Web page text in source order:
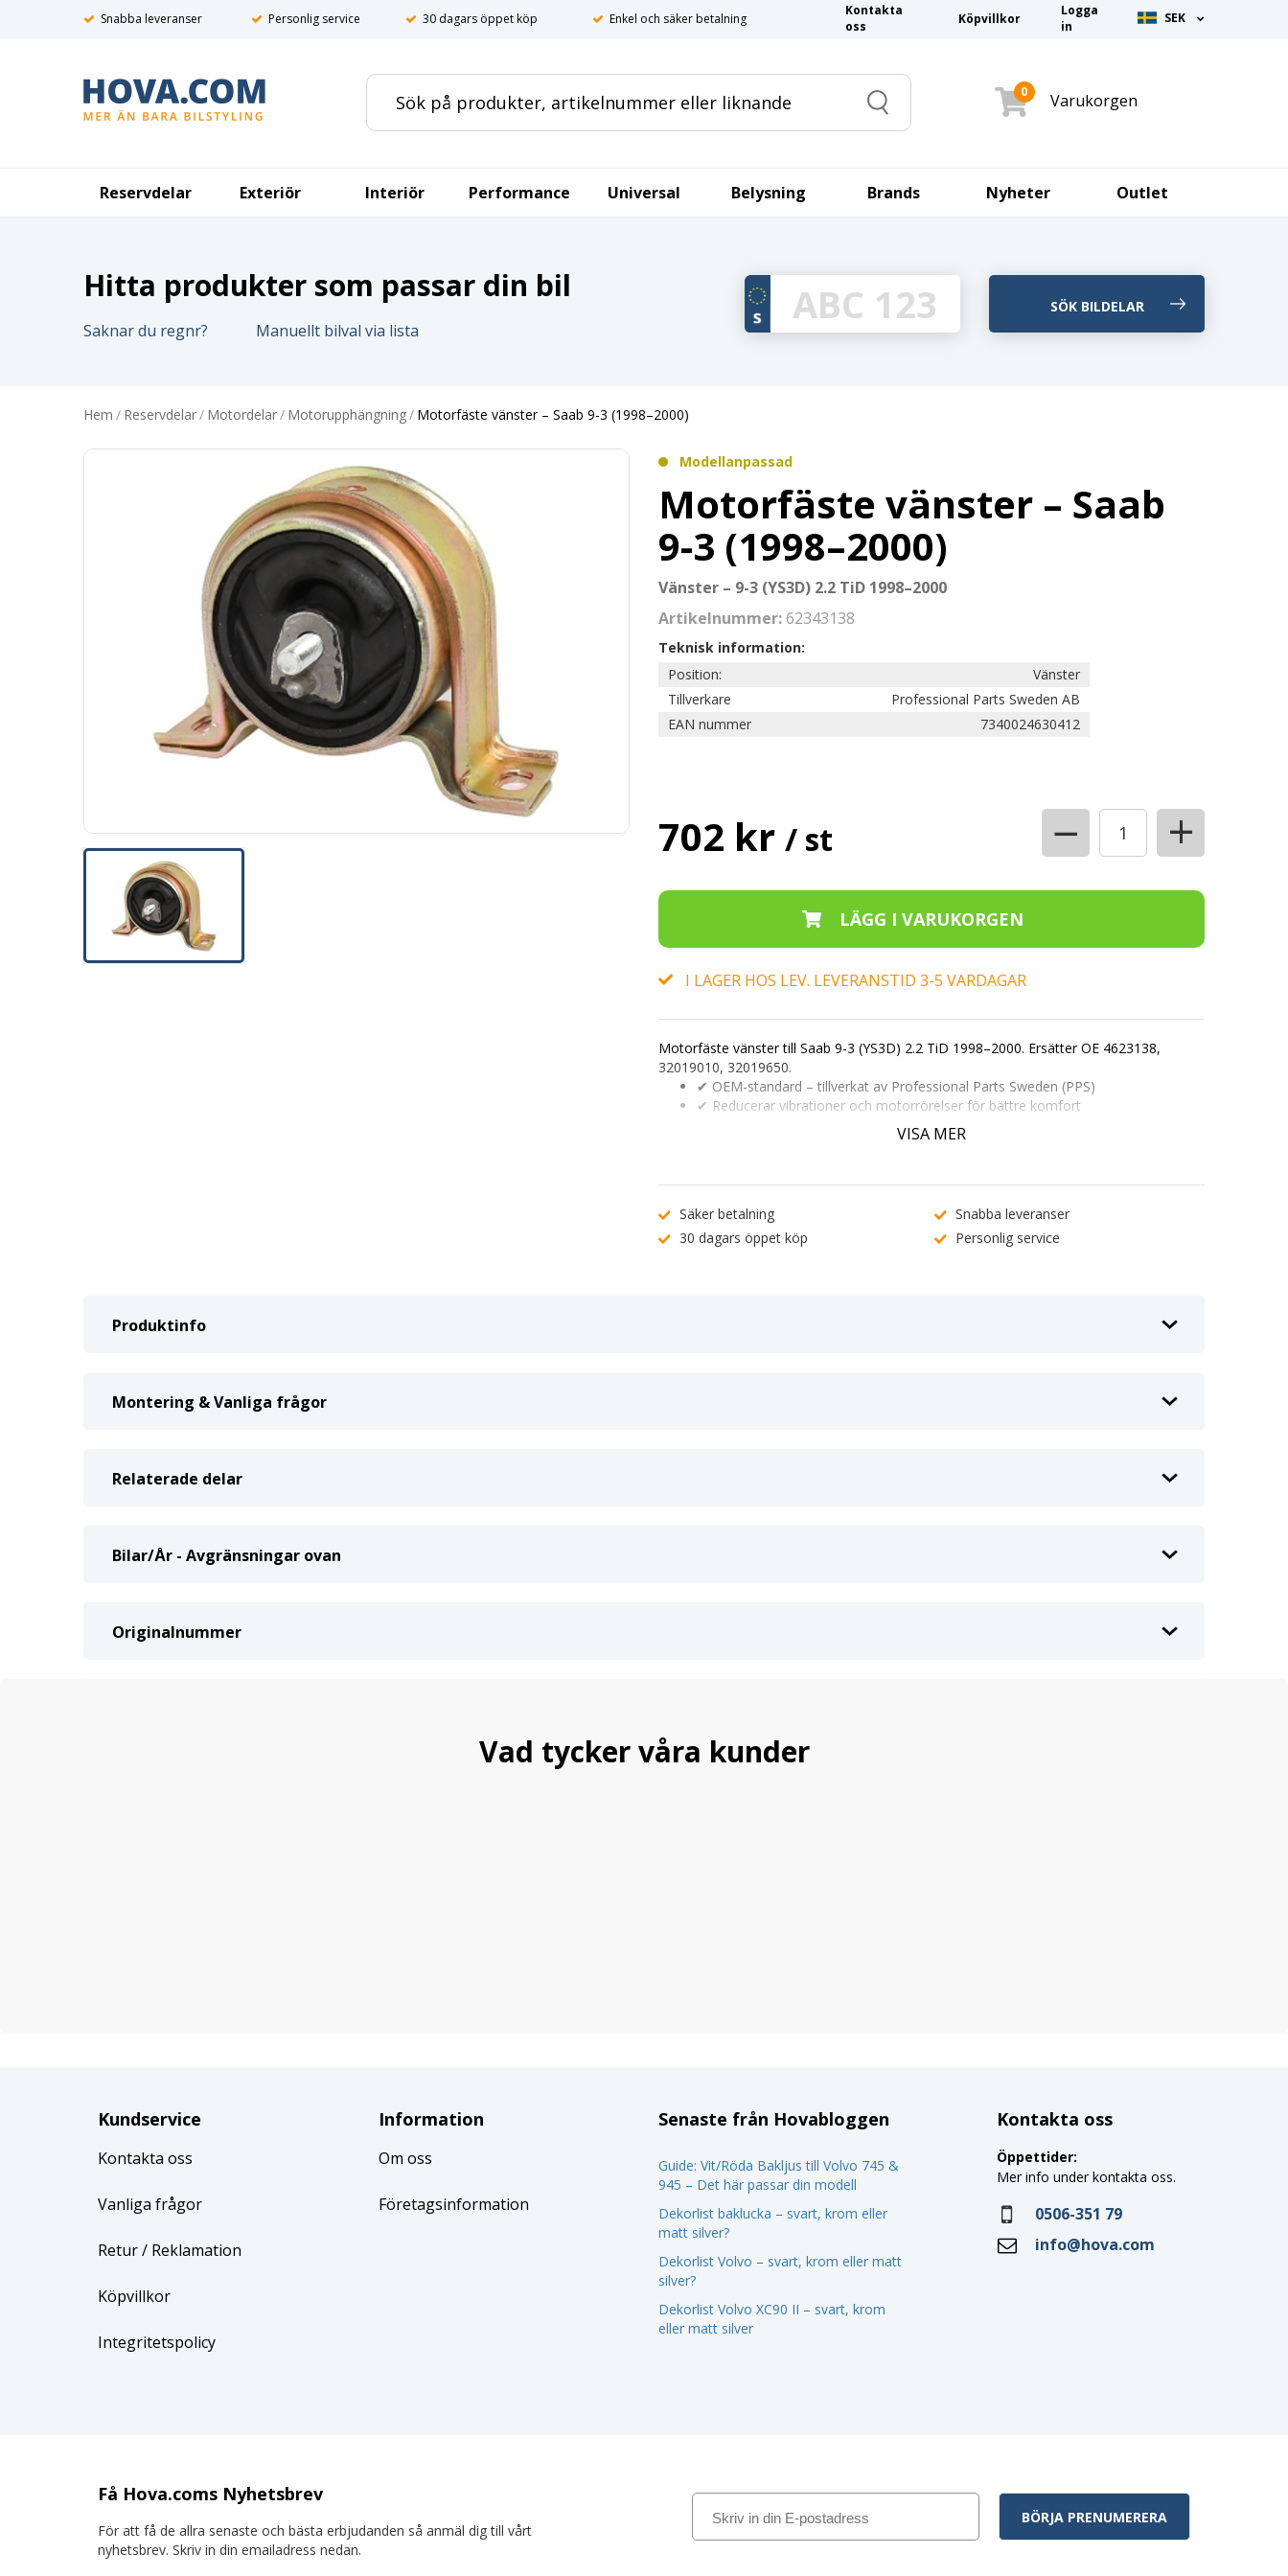
Snabba leveranser Personlig service 30 dagars öppet köp Enkel och säker betalning
Kontakta
oss
Köpvillkor
Logga
in
SEK
Search
0 Varukorgen
Reservdelar Exteriör Interiör Performance Universal Belysning Brands Nyheter Outlet
Hitta produkter som passar din bil
Saknar du regnr? Manuellt bilval via lista
Hem / Reservdelar/ Motordelar/ Motorupphängning/ Motorfäste vänster – Saab 9-3 (1998–2000)
Modellanpassad
Motorfäste vänster – Saab
9-3 (1998–2000)
Vänster – 9-3 (YS3D) 2.2 TiD 1998–2000
Artikelnummer:62343138
Teknisk information:
Position:
Vänster
Tillverkare
Professional Parts Sweden AB
EAN nummer
7340024630412
702 kr / st − +
I LAGER HOS LEV. LEVERANSTID 3-5 VARDAGAR
Motorfäste vänstertill Saab 9-3 (YS3D) 2.2 TiD 1998–2000. Ersätter OE 4623138,
32019010, 32019650.
✔ OEM-standard – tillverkat av Professional Parts Sweden (PPS)
✔ Reducerar vibrationer och motor­rörelser för bättre komfort
✔ Passar Saab 9-3 2.2 TiD (YS3D) modellår 1998–2000
VISA MER
Säker betalning
Snabba leveranser
30 dagars öppet köp
Personlig service
Produktinfo
Montering & Vanliga frågor
Relaterade delar
Bilar/År - Avgränsningar ovan
Originalnummer
Vad tycker våra kunder
Kundservice
Kontakta oss
Vanliga frågor
Retur/ Reklamation
Köpvillkor
Integritetspolicy
Information
Om oss
Företagsinformation
Senaste från Hovabloggen
Guide: Vit/Röda Bakljus till Volvo 745 &
945 – Det här passar din modell
Dekorlist baklucka – svart, krom eller
matt silver?
Dekorlist Volvo – svart, krom eller matt
silver?
Dekorlist Volvo XC90 II – svart, krom
eller matt silver
Kontakta oss
Öppettider:
Mer info under kontakta oss.
0506-351 79
info@hova.com
Få Hova.coms Nyhetsbrev
För att få de allra senaste och bästa erbjudanden så anmäl dig till vårt
nyhetsbrev. Skriv in din emailadress nedan.